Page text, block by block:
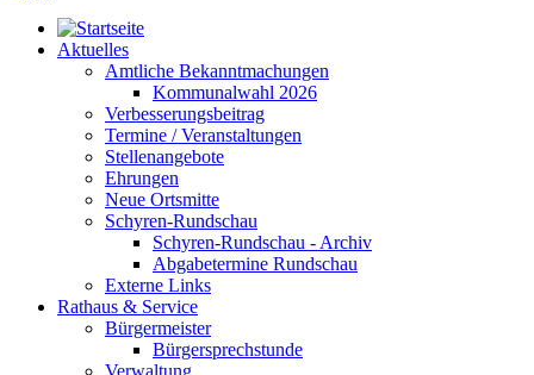
Aktuelles
Amtliche Bekanntmachungen
Kommunalwahl 2026
Verbesserungsbeitrag
Termine / Veranstaltungen
Stellenangebote
Ehrungen
Neue Ortsmitte
Schyren-Rundschau
Schyren-Rundschau - Archiv
Abgabetermine Rundschau
Externe Links
Rathaus & Service
Bürgermeister
Bürgersprechstunde
Verwaltung